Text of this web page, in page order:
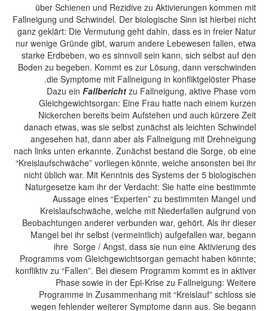
über Schienen und Rezidive zu Aktivierungen kommen mit
Fallneigung und Schwindel. Der biologische Sinn ist hierbei nicht
ganz geklärt: Die Vermutung geht dahin, dass es in freier Natur
nur wenige Gründe gibt, warum andere Lebewesen fallen, etwa
starke Erdbeben, wo es sinnvoll sein kann, sich selbst auf den
Boden zu begeben. Kommt es zur Lösung, dann verschwinden
die Symptome mit Fallneigung in konfliktgelöster Phase.
Dazu ein Fallbericht zu Fallneigung, aktive Phase vom
Gleichgewichtsorgan: Eine Frau hatte nach einem kurzen
Nickerchen bereits beim Aufstehen und auch kürzere Zeit
danach etwas, was sie selbst zunächst als leichten Schwindel
angesehen hat, dann aber als Fallneigung mit Drehneigung
nach links unten erkannte. Zunächst bestand die Sorge, ob eine
“Kreislaufschwäche” vorliegen könnte, welche ansonsten bei ihr
nicht üblich war. Mit Kenntnis des Systems der 5 biologischen
Naturgesetze kam ihr der Verdacht: Sie hatte eine bestimmte
Aussage eines “Experten” zu bestimmten Mangel und
Kreislaufschwäche, welche mit Niederfallen aufgrund von
Beobachtungen anderer verbunden war, gehört. Als ihr dieser
Mangel bei ihr selbst (vermeintlich) aufgefallen war, begann
ihre Sorge / Angst, dass sie nun eine Aktivierung des
Programms vom Gleichgewichtsorgan gemacht haben könnte;
konfliktiv zu “Fallen”. Bei diesem Programm kommt es in aktiver
Phase sowie in der Epi-Krise zu Fallneigung: Weitere
Programme in Zusammenhang mit “Kreislauf” schloss sie
wegen fehlender weiterer Symptome dann aus. Sie begann